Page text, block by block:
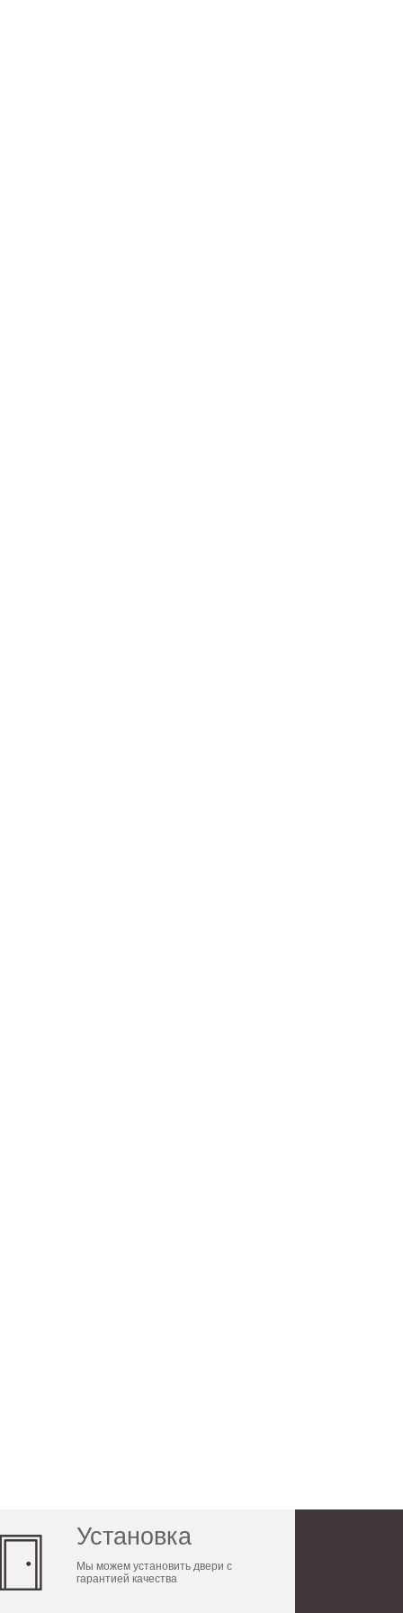
Установка
Мы можем установить двери с
гарантией качества